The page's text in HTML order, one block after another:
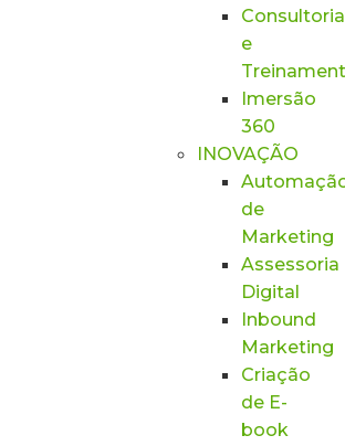
Consultoria
e
Imersão
360
INOVAÇÃO
de
Marketing
Assessoria
Digital
Inbound
Marketing
Criação
de E-
book